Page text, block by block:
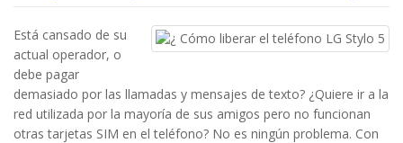
Está cansado de su
actual operador, o
debe pagar
demasiado por las llamadas y mensajes de texto? ¿Quiere ir a la
red utilizada por la mayoría de sus amigos pero no funcionan
otras tarjetas SIM en el teléfono? No es ningún problema. Con